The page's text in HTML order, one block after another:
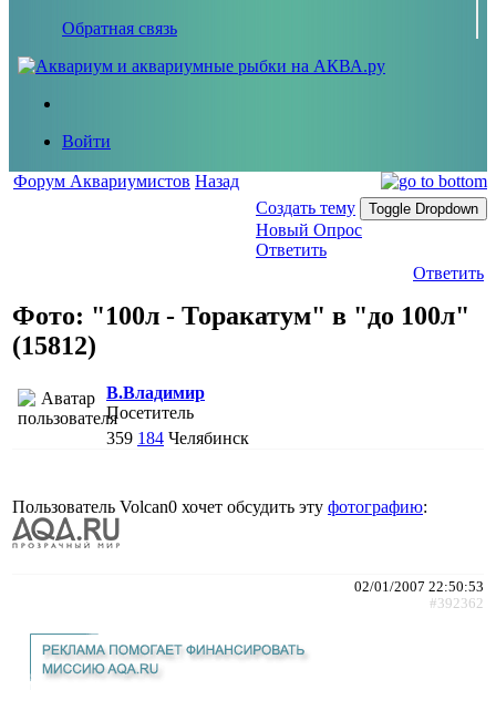
Обратная связь
Войти
Форум Аквариумистов Назад
Создать тему
Toggle Dropdown
Новый Опрос
Ответить
Ответить
Фото: "100л - Торакатум" в "до 100л"
(15812)
В.Владимир
Посетитель
359 184 Челябинск
Пользователь Volcan0 хочет обсудить эту фотографию:
02/01/2007 22:50:53
#392362